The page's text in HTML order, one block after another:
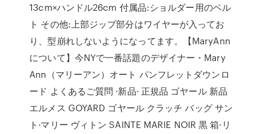
13cm×ハンドル26cm 付属品:ショルダー用のベル
ト その他:上部ジップ部分はワイヤーが入ってお
り、型崩れしないようになってます。【MaryAnn
について】今NYで一番話題のデザイナー・Mary
Ann（マリーアン）オート パンフレットダウンロ
ード よくあるご質問 ·新品· 正規品 ゴヤール 新品
エルメス GOYARD ゴヤール クラッチ バッグ サン
ト·マリー ヴィトン SAINTE MARIE NOIR 黒 箱·リ